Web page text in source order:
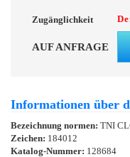
Zugänglichkeit
AUF ANFRAGE
Informationen über
Bezeichnung normen: TNI
Zeichen: 184012
Katalog-Nummer: 128684